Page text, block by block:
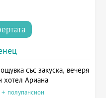
със закуска, вечеря
хотел Ариана
полупансион